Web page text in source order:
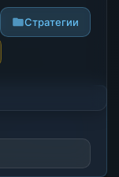
Стратегии